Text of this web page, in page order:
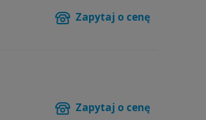
Zapytaj o cenę
Zapytaj o cenę